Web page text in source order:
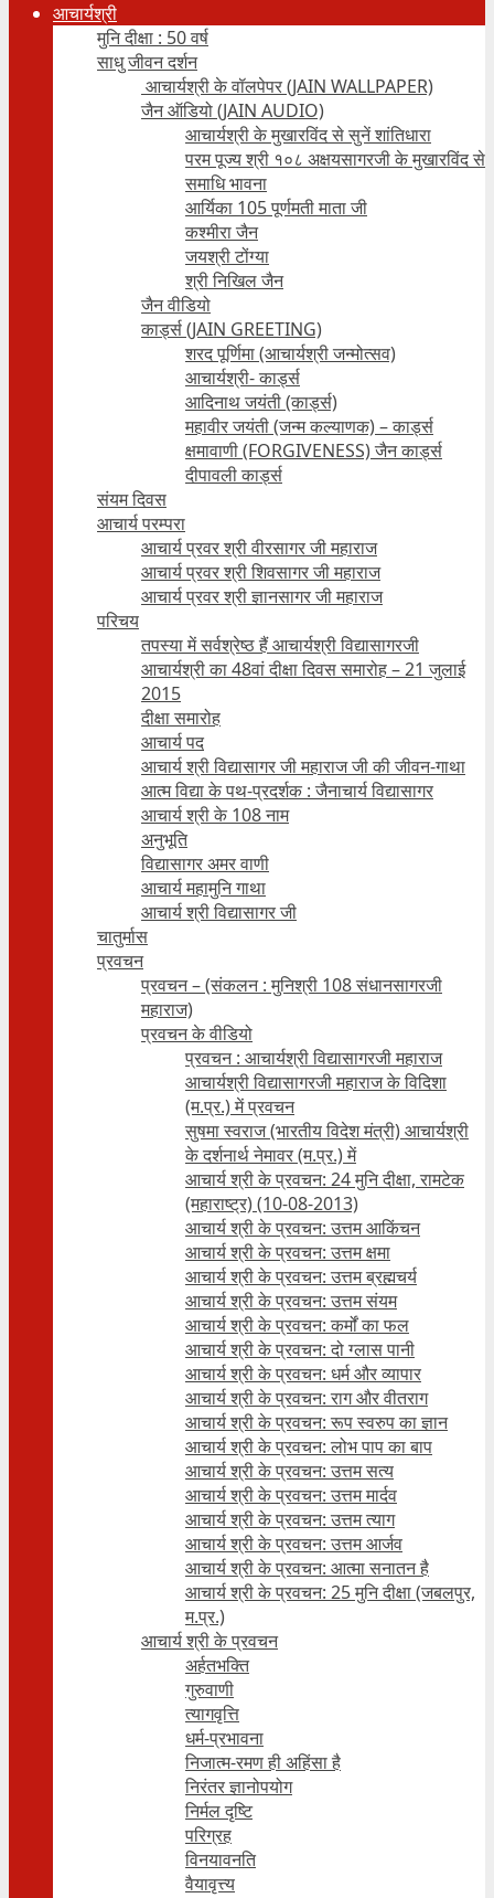
आचार्यश्री
मुनि दीक्षा : 50 वर्ष
साधु जीवन दर्शन
आचार्यश्री के वॉलपेपर (JAIN WALLPAPER)
जैन ऑडियो (JAIN AUDIO)
आचार्यश्री के मुखारविंद से सुनें शांतिधारा
परम पूज्य श्री १०८ अक्षयसागरजी के मुखारविंद से
समाधि भावना
आर्यिका 105 पूर्णमती माता जी
कश्मीरा जैन
जयश्री टोंग्या
श्री निखिल जैन
जैन वीडियो
कार्ड्स (JAIN GREETING)
शरद पूर्णिमा (आचार्यश्री जन्मोत्सव)
आचार्यश्री- कार्ड्स
आदिनाथ जयंती (कार्ड्स)
महावीर जयंती (जन्म कल्याणक) – कार्ड्स
क्षमावाणी (FORGIVENESS) जैन कार्ड्स
दीपावली कार्ड्स
संयम दिवस
आचार्य परम्परा
आचार्य प्रवर श्री वीरसागर जी महाराज
आचार्य प्रवर श्री शिवसागर जी महाराज
आचार्य प्रवर श्री ज्ञानसागर जी महाराज
परिचय
तपस्या में सर्वश्रेष्ठ हैं आचार्यश्री विद्यासागरजी
आचार्यश्री का 48वां दीक्षा दिवस समारोह – 21 जुलाई
2015
दीक्षा समारोह
आचार्य पद
आचार्य श्री विद्यासागर जी महाराज जी की जीवन-गाथा
आत्म विद्या के पथ-प्रदर्शक : जैनाचार्य विद्यासागर
आचार्य श्री के 108 नाम
अनुभूति
विद्यासागर अमर वाणी
आचार्य महामुनि गाथा
आचार्य श्री विद्यासागर जी
चातुर्मास
प्रवचन
प्रवचन – (संकलन : मुनिश्री 108 संधानसागरजी
महाराज)
प्रवचन के वीडियो
प्रवचन : आचार्यश्री ‍विद्यासागरजी महाराज
आचार्यश्री विद्यासागरजी महाराज के विदिशा
(म.प्र.) में प्रवचन
सुषमा स्वराज (भारतीय विदेश मंत्री) आचार्यश्री
के दर्शनार्थ नेमावर (म.प्र.) में
आचार्य श्री के प्रवचन: 24 मुनि दीक्षा, रामटेक
(महाराष्ट्र) (10-08-2013)
आचार्य श्री के प्रवचन: उत्तम आकिंचन
आचार्य श्री के प्रवचन: उत्तम क्षमा
आचार्य श्री के प्रवचन: उत्तम ब्रह्मचर्य
आचार्य श्री के प्रवचन: उत्तम संयम
आचार्य श्री के प्रवचन: कर्मों का फल
आचार्य श्री के प्रवचन: दो ग्लास पानी
आचार्य श्री के प्रवचन: धर्म और व्यापार
आचार्य श्री के प्रवचन: राग और वीतराग
आचार्य श्री के प्रवचन: रूप स्वरुप का ज्ञान
आचार्य श्री के प्रवचन: लोभ पाप का बाप
आचार्य श्री के प्रवचन: उत्तम सत्य
आचार्य श्री के प्रवचन: उत्तम मार्दव
आचार्य श्री के प्रवचन: उत्तम त्याग
आचार्य श्री के प्रवचन: उत्तम आर्जव
आचार्य श्री के प्रवचन: आत्मा सनातन है
आचार्य श्री के प्रवचन: 25 मुनि दीक्षा (जबलपुर,
म.प्र.)
आचार्य श्री के प्रवचन
अर्हतभक्ति
गुरुवाणी
त्यागवृत्ति
धर्म-प्रभावना
निजात्म-रमण ही अहिंसा है
निरंतर ज्ञानोपयोग
निर्मल दृष्टि
परिग्रह
विनयावनति
वैयावृत्त्य